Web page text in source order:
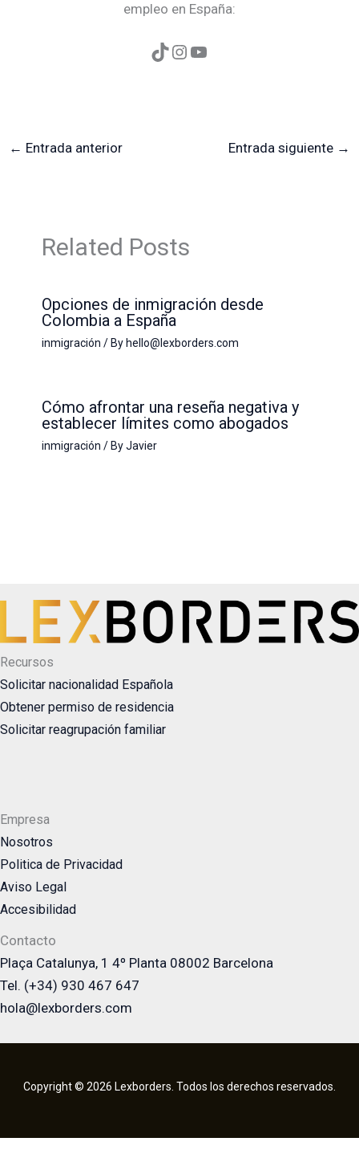
empleo en España:
← Entrada anterior Entrada siguiente →
Related Posts
Opciones de inmigración desde
Colombia a España
inmigración / By hello@lexborders.com
Cómo afrontar una reseña negativa y
establecer límites como abogados
inmigración / ByJavier
Recursos
Solicitar nacionalidad Española
Obtener permiso de residencia
Solicitar reagrupación familiar
Empresa
Nosotros
Politica de Privacidad
Aviso Legal
Accesibilidad
Contacto
Plaça Catalunya, 1 4º Planta 08002 Barcelona
Tel. (+34) 930 467 647
hola@lexborders.com
Copyright © 2026 Lexborders. Todos los derechos reservados.